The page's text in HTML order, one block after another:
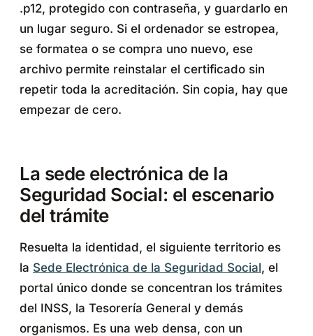
.p12, protegido con contraseña, y guardarlo en
un lugar seguro. Si el ordenador se estropea,
se formatea o se compra uno nuevo, ese
archivo permite reinstalar el certificado sin
repetir toda la acreditación. Sin copia, hay que
empezar de cero.
La sede electrónica de la
Seguridad Social: el escenario
del trámite
Resuelta la identidad, el siguiente territorio es
la Sede Electrónica de la Seguridad Social, el
portal único donde se concentran los trámites
del INSS, la Tesorería General y demás
organismos. Es una web densa, con un